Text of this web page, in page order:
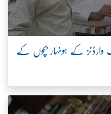
وارڈنز کے ہونہار بچوں کے